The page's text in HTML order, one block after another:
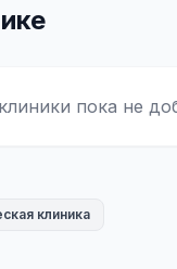
пока не
клиника